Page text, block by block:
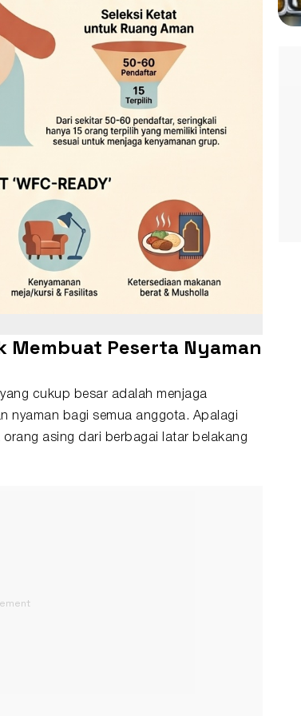
Membuat Peserta Nyaman
cukup besar adalah menjaga
nyaman bagi semua anggota. Apalagi
asing dari berbagai latar belakang